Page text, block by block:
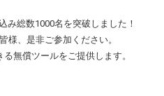
み総数1000名を突破しました！
、是非ご参加ください。
無償ツールをご提供します。